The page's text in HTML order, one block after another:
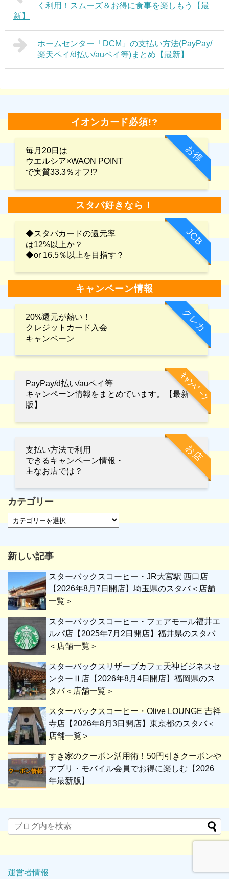
く利用！スムーズ＆お得に食事を楽しもう【最
新】
ホームセンター「DCM」の支払い方法(PayPay/
楽天ペイ/d払い/auペイ等)まとめ【最新】
イオンカード必須!?
お得
毎月20日は
ウエルシア×WAON POINT
で実質33.3％オフ!?
スタバ好きなら！
JCB
◆スタバカードの還元率
は12%以上か？
◆or 16.5％以上を目指す？
キャンペーン情報
クレカ
20%還元が熱い！
クレジットカード入会
キャンペーン
ｷｬﾝﾍﾟｰﾝ
PayPay/d払い/auペイ等
キャンペーン情報をまとめています。【最新
版】
お店
支払い方法で利用
できるキャンペーン情報・
主なお店では？
カテゴリー
新しい記事
スターバックスコーヒー・JR大宮駅 西口店
【2026年8月7日開店】埼玉県のスタバ＜店舗
一覧＞
スターバックスコーヒー・フェアモール福井エ
ルパ店【2025年7月2日開店】福井県のスタバ
＜店舗一覧＞
スターバックスリザーブカフェ天神ビジネスセ
ンターⅡ店【2026年8月4日開店】福岡県のス
タバ＜店舗一覧＞
スターバックスコーヒー・Olive LOUNGE 吉祥
寺店【2026年8月3日開店】東京都のスタバ＜
店舗一覧＞
すき家のクーポン活用術！50円引きクーポンや
アプリ・モバイル会員でお得に楽しむ【2026
年最新版】
運営者情報